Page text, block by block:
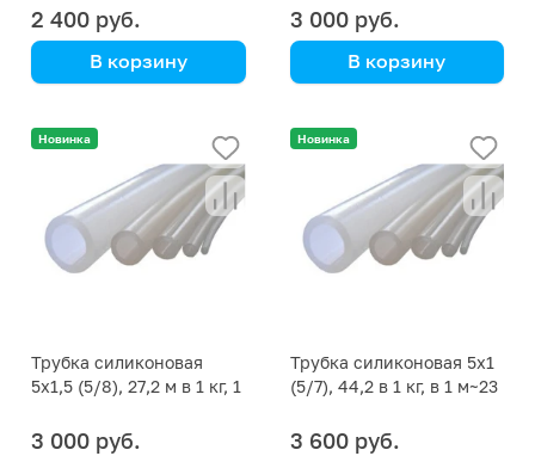
2 400 руб.
В корзину
3 000 руб.
В корзину
Новинка
Трубка силиконовая
5х1,5 (5/8), 27,2 м в 1 кг, 1
3 000 руб.
Новинка
Трубка силиконовая 5х1
(5/7), 44,2 в 1 кг, в 1 м~23
3 600 руб.